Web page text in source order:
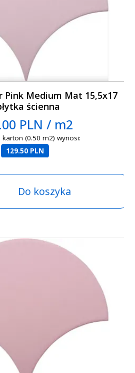
Pink Medium Mat 15,5x17
ścienna
PLN / m2
karton (0.50 m2) wynosi:
129.50 PLN
Do koszyka